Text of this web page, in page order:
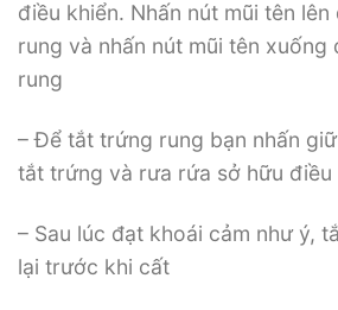
điều khiển. Nhấn nút mũi tên
rung và nhấn nút mũi tên xuống
rung
– Để tắt trứng rung bạn nhấn giữ
tắt trứng và rưa rứa sở hữu điều
– Sau lúc đạt khoái cảm như ý,
lại trước khi cất